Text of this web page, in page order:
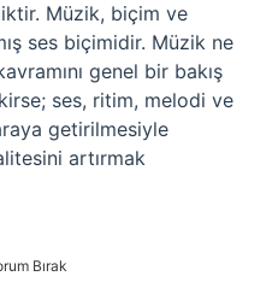
Müzik, biçim ve
ses biçimidir. Müzik ne
genel bir bakış
ses, ritim, melodi ve
getirilmesiyle
artırmak
Bırak